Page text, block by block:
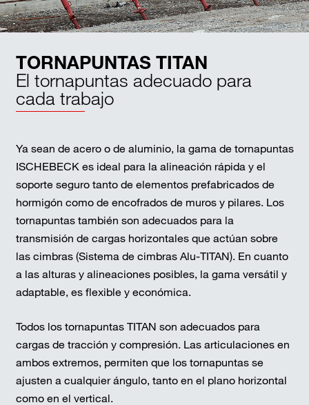
TORNAPUNTAS TITAN
El tornapuntas adecuado para
cada trabajo
Ya sean de acero o de aluminio, la gama de tornapuntas
ISCHEBECK es ideal para la alineación rápida y el
soporte seguro tanto de elementos prefabricados de
hormigón como de encofrados de muros y pilares. Los
tornapuntas también son adecuados para la
transmisión de cargas horizontales que actúan sobre
las cimbras (Sistema de cimbras Alu-TITAN). En cuanto
a las alturas y alineaciones posibles, la gama versátil y
adaptable, es flexible y económica.
Todos los tornapuntas TITAN son adecuados para
cargas de tracción y compresión. Las articulaciones en
ambos extremos, permiten que los tornapuntas se
ajusten a cualquier ángulo, tanto en el plano horizontal
como en el vertical.